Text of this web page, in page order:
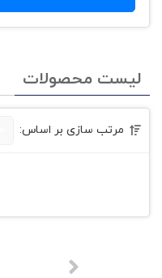
لیست محصولات
مرتب سازی بر اساس: